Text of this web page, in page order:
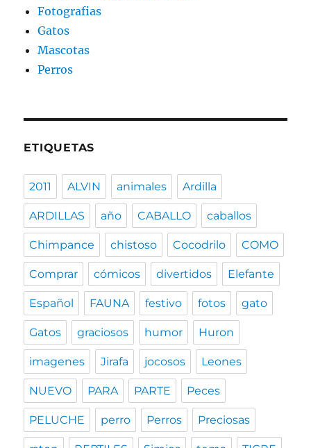
Fotografias
Gatos
Mascotas
Perros
ETIQUETAS
2011 ALVIN animales Ardilla
ARDILLAS año CABALLO caballos
Chimpance chistoso Cocodrilo COMO
Comprar cómicos divertidos Elefante
Español FAUNA festivo fotos gato
Gatos graciosos humor Huron
imagenes Jirafa jocosos Leones
NUEVO PARA PARTE Peces
PELUCHE perro Perros Preciosas